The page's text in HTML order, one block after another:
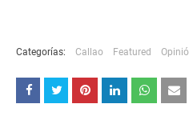
Categorías: Callao Featured